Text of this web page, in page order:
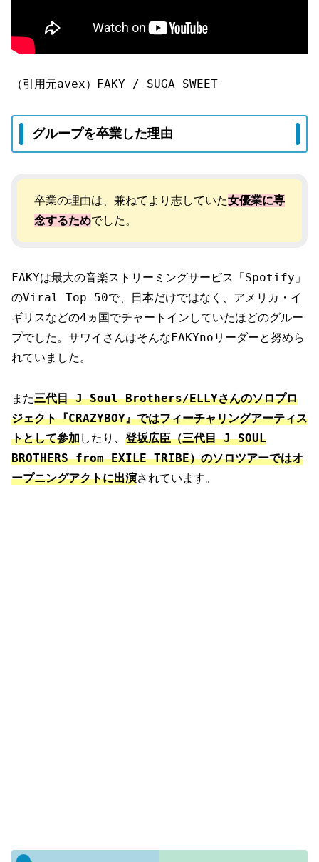
（引用元avex）FAKY / SUGA SWEET
グループを卒業した理由
卒業の理由は、兼ねてより志していた女優業に専
念するためでした。
FAKYは最大の音楽ストリーミングサービス「Spotify」
のViral Top 50で、日本だけではなく、アメリカ・イ
ギリスなどの4ヵ国でチャートインしていたほどのグルー
プでした。サワイさんはそんなFAKYnoリーダーと努めら
れていました。
また三代目 J Soul Brothers/ELLYさんのソロプロ
ジェクト『CRAZYBOY』ではフィーチャリングアーティス
トとして参加したり、 登坂広臣（三代目 J SOUL
BROTHERS from EXILE TRIBE）のソロツアーではオ
ープニングアクトに出演されています。